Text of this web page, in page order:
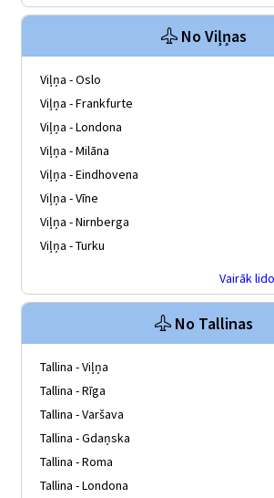
No Viļņas
Viļņa - Oslo
Viļņa - Frankfurte
Viļņa - Londona
Viļņa - Milāna
Viļņa - Eindhovena
Viļņa - Vīne
Viļņa - Nirnberga
Viļņa - Turku
Vairāk
No Tallinas
Tallina - Viļņa
Tallina - Rīga
Tallina - Varšava
Tallina - Gdaņska
Tallina - Roma
Tallina - Londona